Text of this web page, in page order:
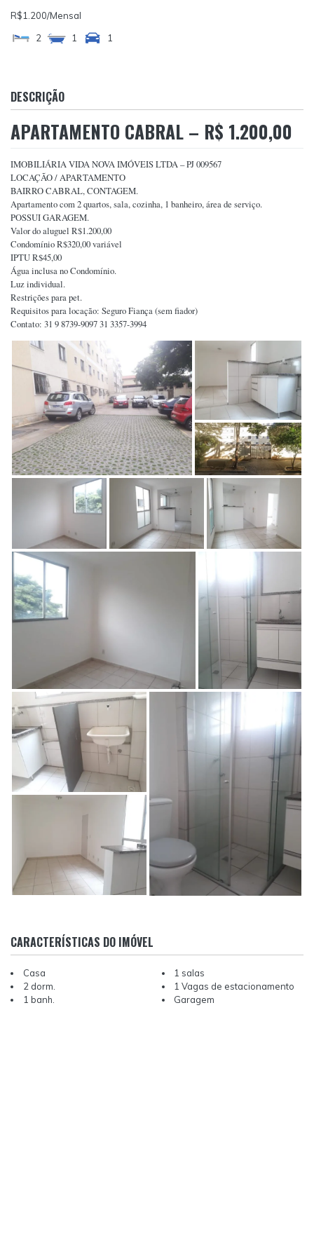
R$1.200/Mensal
2
1 1
DESCRIÇÃO
APARTAMENTO CABRAL – R$ 1.200,00
IMOBILIÁRIA VIDA NOVA IMÓVEIS LTDA – PJ 009567
LOCAÇÃO / APARTAMENTO
BAIRRO CABRAL, CONTAGEM.
Apartamento com 2 quartos, sala, cozinha, 1 banheiro, área de serviço.
POSSUI GARAGEM.
Valor do aluguel R$1.200,00
Condomínio R$320,00 variável
IPTU R$45,00
Água inclusa no Condomínio.
Luz individual.
Restrições para pet.
Requisitos para locação: Seguro Fiança (sem fiador)
Contato: 31 9 8739-9097 31 3357-3994
CARACTERÍSTICAS DO IMÓVEL
Casa
2 dorm.
1 banh.
1 salas
1 Vagas de estacionamento
Garagem